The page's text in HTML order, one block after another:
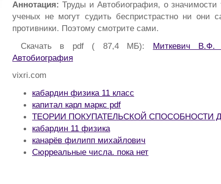
Аннотация: Труды и Автобиография, о
ученых не могут судить беспристрастно ни они
противники. Поэтому смотрите сами.
Скачать в pdf ( 87,4 МБ): Миткевич В.Ф.
Автобиография
vixri.com
кабардин физика 11 класс
капитал карл маркс pdf
ТЕОРИИ ПОКУПАТЕЛЬСКОЙ СПОСОБНОСТИ
кабардин 11 физика
канарёв филипп михайлович
Сюрреальные числа. пока нет